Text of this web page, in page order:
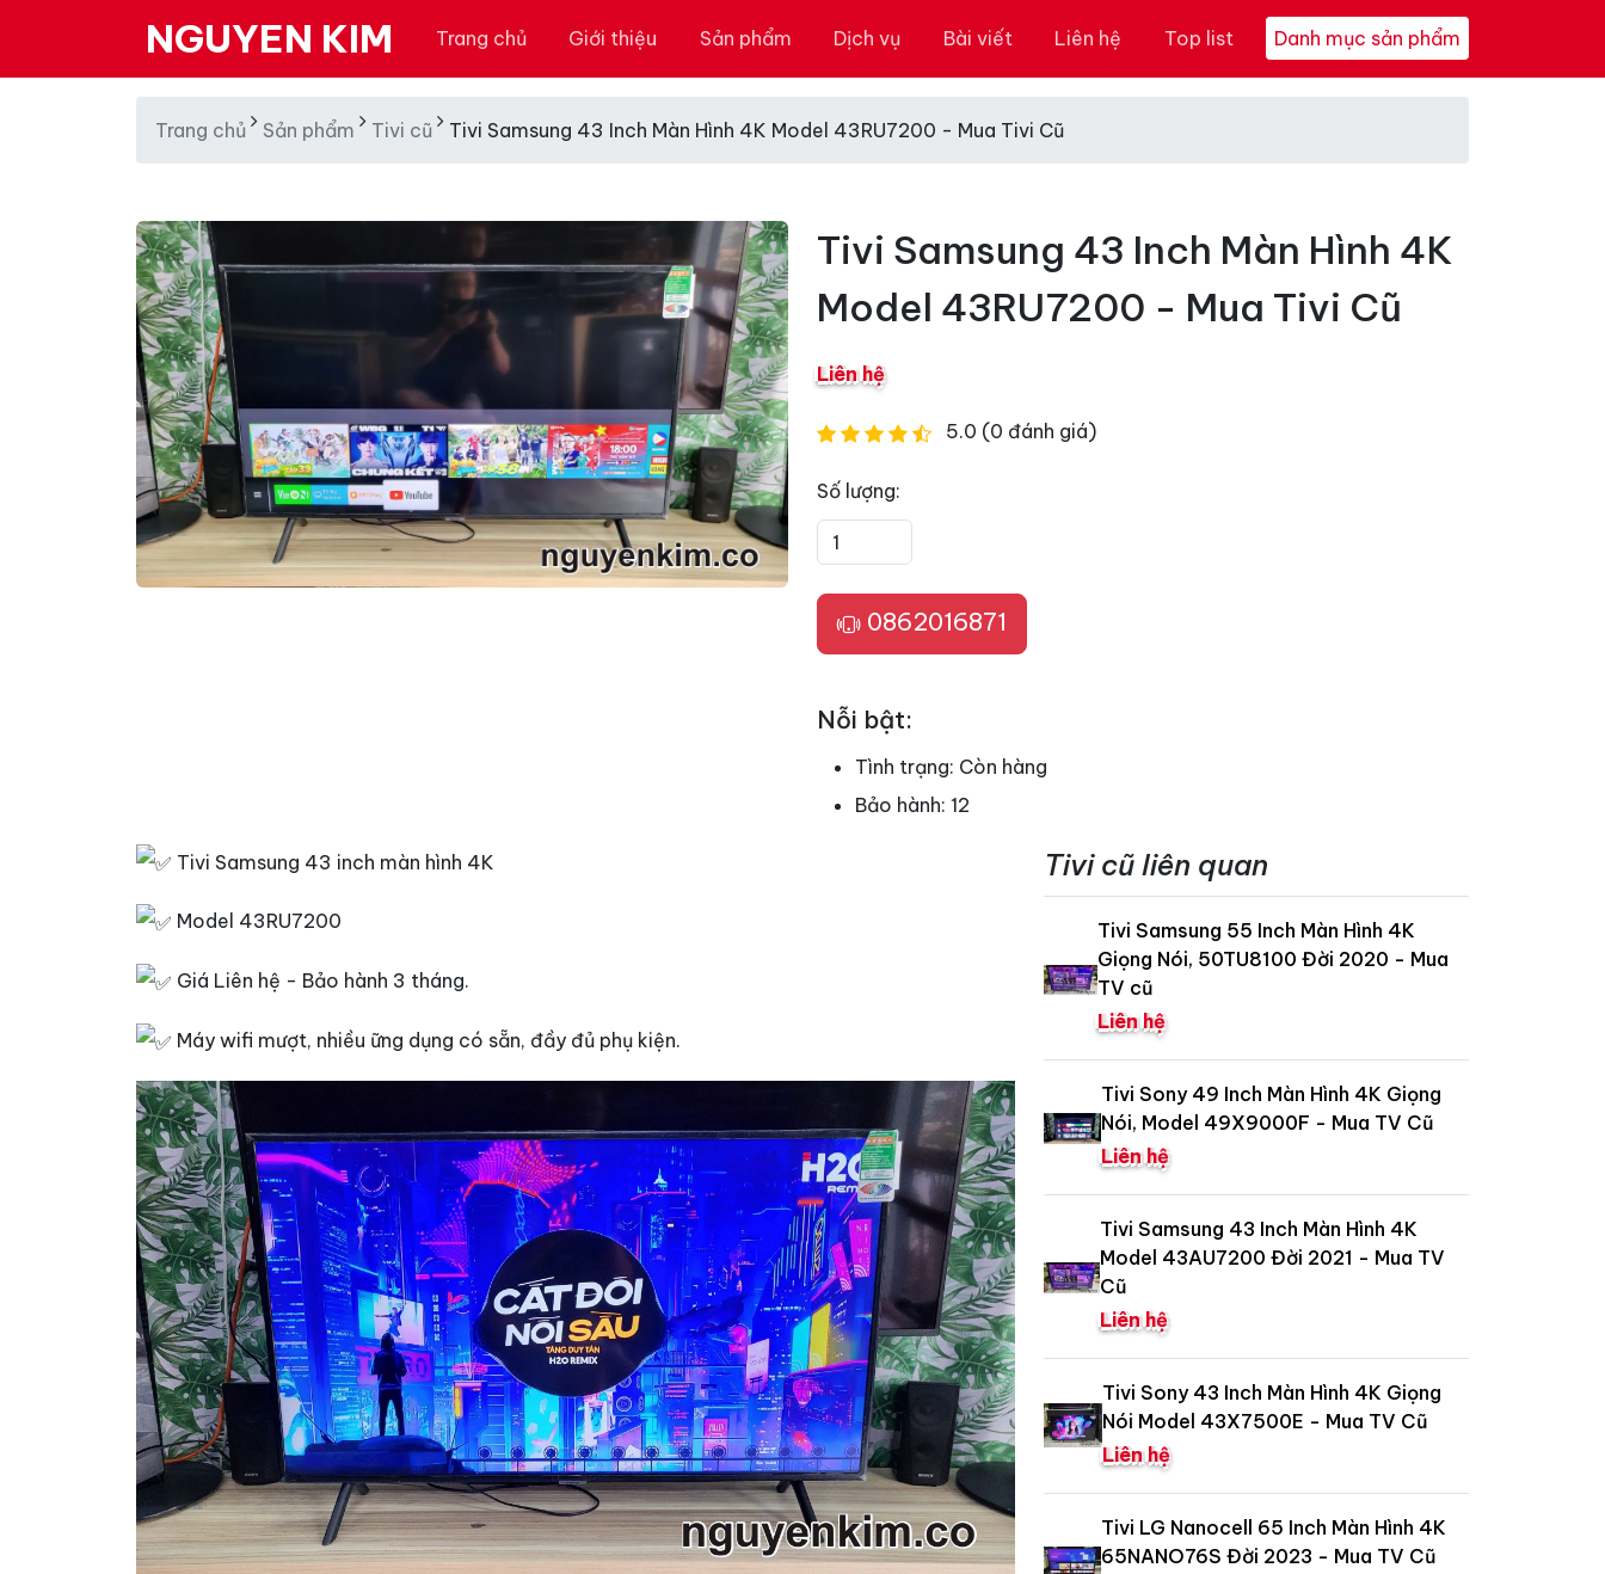
NGUYEN KIM Trang chủ Giới thiệu Sản phẩm Dịch vụ Bài viết Liên hệ Top list Danh mục sản phẩm
Trang chủ Sản phẩm Tivi cũ Tivi Samsung 43 Inch Màn Hình 4K Model 43RU7200 - Mua Tivi Cũ
Tivi Samsung 43 Inch Màn Hình 4K
Model 43RU7200 - Mua Tivi Cũ
Liên hệ
5.0 (0 đánh giá)
Số lượng:
0862016871
Nỗi bật:
Tình trạng: Còn hàng
Bảo hành: 12
Tivi Samsung 43 inch màn hình 4K
Model 43RU7200
Giá Liên hệ - Bảo hành 3 tháng.
Máy wifi mượt, nhiều ững dụng có sẵn, đầy đủ phụ kiện.
Tivi cũ liên quan
Tivi Samsung 55 Inch Màn Hình 4K
Giọng Nói, 50TU8100 Đời 2020 - Mua
TV cũ
Liên hệ
Tivi Sony 49 Inch Màn Hình 4K Giọng
Nói, Model 49X9000F - Mua TV Cũ
Liên hệ
Tivi Samsung 43 Inch Màn Hình 4K
Model 43AU7200 Đời 2021 - Mua TV
Cũ
Liên hệ
Tivi Sony 43 Inch Màn Hình 4K Giọng
Nói Model 43X7500E - Mua TV Cũ
Liên hệ
Tivi LG Nanocell 65 Inch Màn Hình 4K
65NANO76S Đời 2023 - Mua TV Cũ